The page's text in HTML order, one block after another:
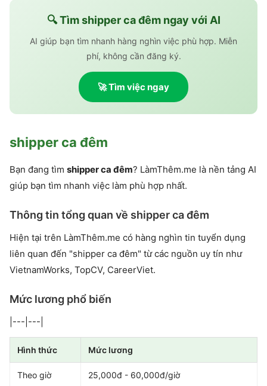
🔍 Tìmshipper ca đêmngay với AI
AI giúp bạn tìm nhanh hàng nghìn việc phù hợp. Miễn
phí, không cần đăng ký.
🚀 Tìm việc ngay
shipper ca đêm
Bạn đang tìm shipper ca đêm? LàmThêm.me là nền tảng AI
giúp bạn tìm nhanh việc làm phù hợp nhất.
Thông tin tổng quan về shipper ca đêm
Hiện tại trên LàmThêm.me có hàng nghìn tin tuyển dụng
liên quan đến "shipper ca đêm" từ các nguồn uy tín như
VietnamWorks, TopCV, CareerViet.
Mức lương phổ biến
|---|---|
Hình thức Mức lương
Theo giờ 25,000đ - 60,000đ/giờ